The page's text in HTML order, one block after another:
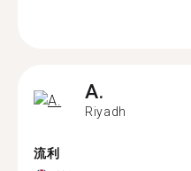
A.
Riyadh
流利